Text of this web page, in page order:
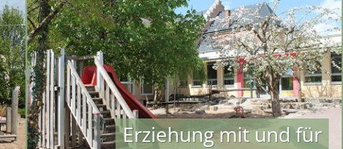
Erziehung mit und für